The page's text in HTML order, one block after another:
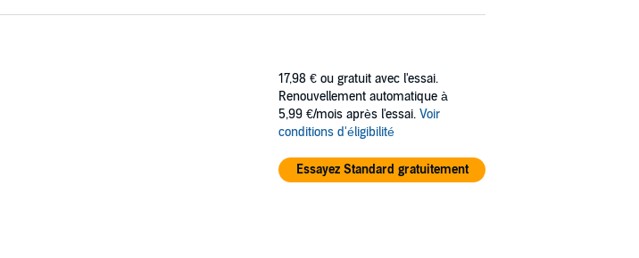
17,98 € ou gratuit avec l'essai.
Renouvellement automatique à
5,99 €/mois après l'essai. Voir
conditions d'éligibilité
Essayez Standard gratuitement